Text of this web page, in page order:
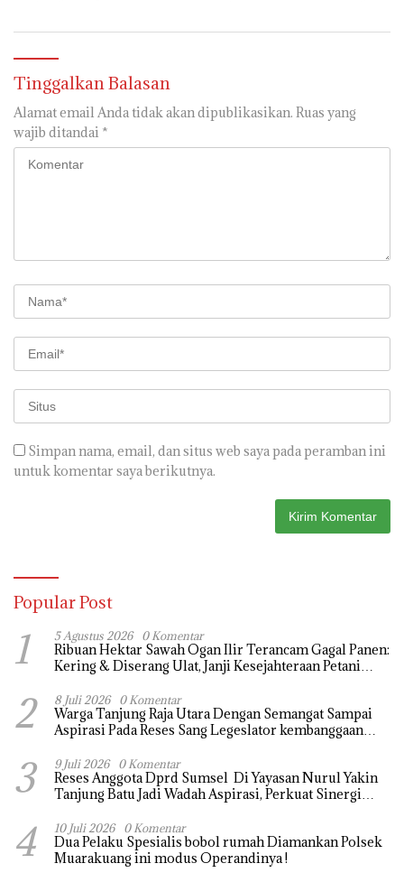
Tinggalkan Balasan
Alamat email Anda tidak akan dipublikasikan. Ruas yang
wajib ditandai *
Simpan nama, email, dan situs web saya pada peramban ini
untuk komentar saya berikutnya.
Popular Post
1 5 Agustus 2026 0 Komentar
Ribuan Hektar Sawah Ogan Ilir Terancam Gagal Panen:
Kering & Diserang Ulat, Janji Kesejahteraan Petani
2 8 Juli 2026 0 Komentar
Warga Tanjung Raja Utara Dengan Semangat Sampai
Aspirasi Pada Reses Sang Legeslator kembanggaan
Segera di realisaikan
3 9 Juli 2026 0 Komentar
Reses Anggota Dprd Sumsel Di Yayasan Nurul Yakin
Tanjung Batu Jadi Wadah Aspirasi, Perkuat Sinergi
4 10 Juli 2026 0 Komentar
Dua Pelaku Spesialis bobol rumah Diamankan Polsek
Muarakuang ini modus Operandinya !